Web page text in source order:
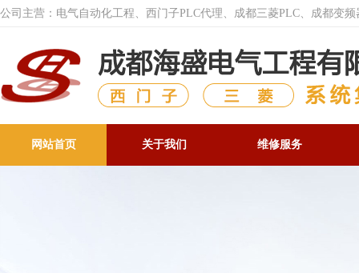
公司主营：电气自动化工程、西门子PLC代理、成都三菱PLC、成都变
网站首页 关于我们 维修服务